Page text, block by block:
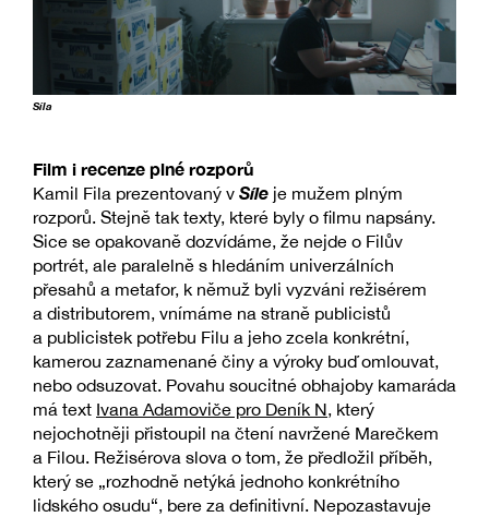
Síla
Film i recenze plné rozporů
Kamil Fila prezentovaný v Síle je mužem plným
rozporů. Stejně tak texty, které byly o filmu napsány.
Sice se opakovaně dozvídáme, že nejde o Filův
portrét, ale paralelně s hledáním univerzálních
přesahů a metafor, k němuž byli vyzváni režisérem
a distributorem, vnímáme na straně publicistů
a publicistek potřebu Filu a jeho zcela konkrétní,
kamerou zaznamenané činy a výroky buď omlouvat,
nebo odsuzovat. Povahu soucitné obhajoby kamaráda
má text Ivana Adamoviče pro Deník N, který
nejochotněji přistoupil na čtení navržené Marečkem
a Filou. Režisérova slova o tom, že předložil příběh,
který se „rozhodně netýká jednoho konkrétního
lidského osudu“, bere za definitivní. Nepozastavuje